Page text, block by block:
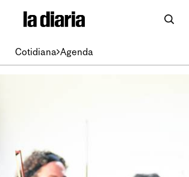
Cotidiana Agenda